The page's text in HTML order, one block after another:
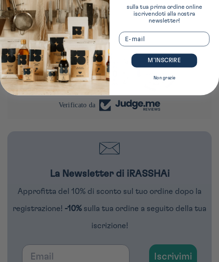
Parigi 1
4277 recensioni
4277 290
Verificato da
La Newsletter di iRASSHAi
Approfitta del 10% di sconto sul tuo ordine dopo la
registrazione! -10% sulla tua ordine a seguito della tua
iscrizione!
Email
Iscrivimi
sulla tua prima ordine online
iscrivendoti alla nostra
newsletter!
Email
M’INSCRIRE
Non grazie